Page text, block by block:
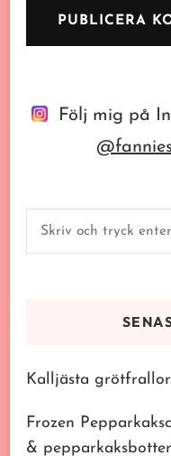
Följ mig på
Letar
du
Kalljästa grötfrallor
Frozen
&